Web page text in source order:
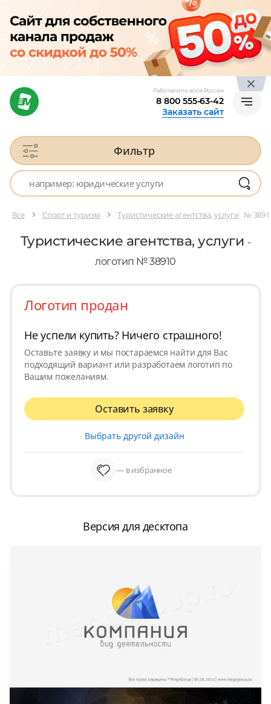
Работаем по всей России
8 800 555-63-42
Заказать сайт
Фильтр
Все Спорт и туризм Туристические агентства, услуги №
Туристические агентства, услуги -
логотип № 38910
Логотип продан
Не успели купить? Ничего страшного!
Оставьте заявку и мы постараемся найти для Вас
подходящий вариант или разработаем логотип по
Вашим пожеланиям.
Оставить заявку
Выбрать другой дизайн
— в избранное
Версия для десктопа